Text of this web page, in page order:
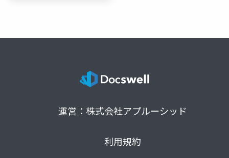
運営：株式会社アプルーシッド
利用規約